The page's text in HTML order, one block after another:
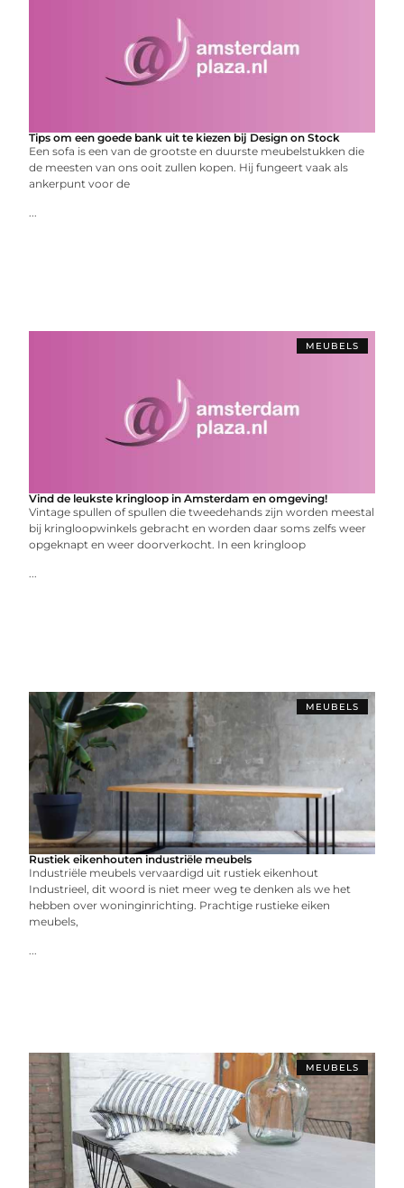
Tips om een goede bank uit te kiezen bij Design on Stock
Een sofa is een van de grootste en duurste meubelstukken die
de meesten van ons ooit zullen kopen. Hij fungeert vaak als
ankerpunt voor de
...
MEUBELS
Vind de leukste kringloop in Amsterdam en omgeving!
Vintage spullen of spullen die tweedehands zijn worden meestal
bij kringloopwinkels gebracht en worden daar soms zelfs weer
opgeknapt en weer doorverkocht. In een kringloop
...
MEUBELS
Rustiek eikenhouten industriële meubels
Industriële meubels vervaardigd uit rustiek eikenhout
Industrieel, dit woord is niet meer weg te denken als we het
hebben over woninginrichting. Prachtige rustieke eiken
meubels,
...
MEUBELS